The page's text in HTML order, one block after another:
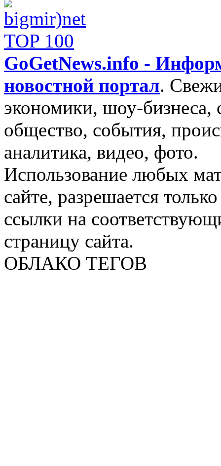
GoGetNews.info -
новостной портал.
экономики, шоу-бизнеса,
общество, события,
аналитика, видео, фото.
Использование любых
сайте, разрешается
ссылки на
страницу сайта.
ОБЛАКО ТЕГОВ